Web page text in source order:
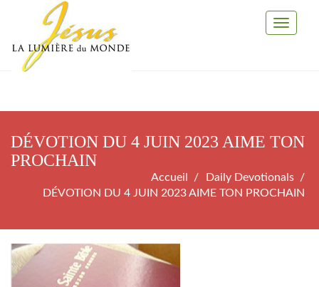
Toggle
DÉVOTION DU 4 JUIN 2023 AIME TON
PROCHAIN
Accueil
Daily Devotionals
DÉVOTION DU 4 JUIN 2023 AIME TON PROCHAIN